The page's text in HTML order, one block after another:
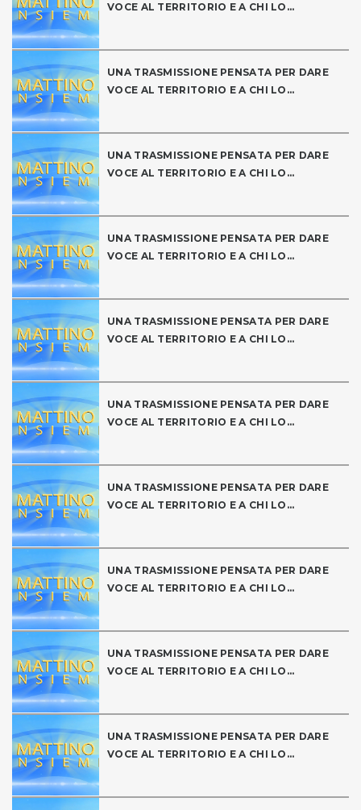
VOCE AL TERRITORIO E A CHI LO...
UNA TRASMISSIONE PENSATA PER DARE
VOCE AL TERRITORIO E A CHI LO...
UNA TRASMISSIONE PENSATA PER DARE
VOCE AL TERRITORIO E A CHI LO...
UNA TRASMISSIONE PENSATA PER DARE
VOCE AL TERRITORIO E A CHI LO...
UNA TRASMISSIONE PENSATA PER DARE
VOCE AL TERRITORIO E A CHI LO...
UNA TRASMISSIONE PENSATA PER DARE
VOCE AL TERRITORIO E A CHI LO...
UNA TRASMISSIONE PENSATA PER DARE
VOCE AL TERRITORIO E A CHI LO...
UNA TRASMISSIONE PENSATA PER DARE
VOCE AL TERRITORIO E A CHI LO...
UNA TRASMISSIONE PENSATA PER DARE
VOCE AL TERRITORIO E A CHI LO...
UNA TRASMISSIONE PENSATA PER DARE
VOCE AL TERRITORIO E A CHI LO...